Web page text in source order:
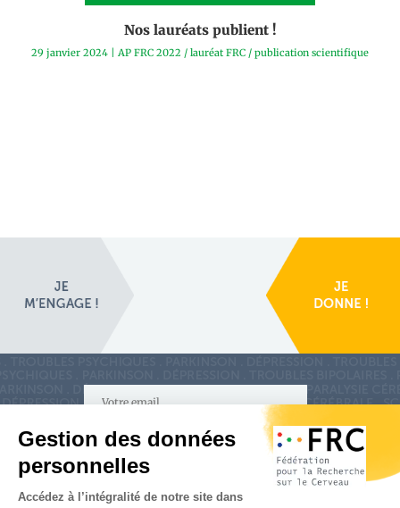
Nos lauréats publient !
29 janvier 2024 AP FRC 2022 / lauréat FRC / publication scientifique
S'inscrire à la newsletter
les réseaux sociaux